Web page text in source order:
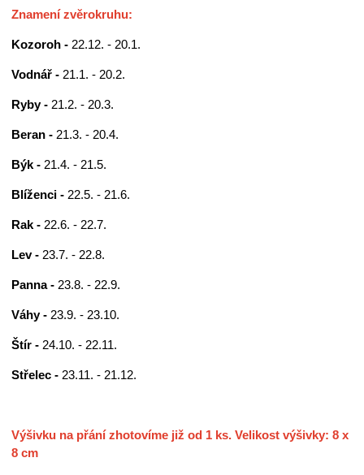
Znamení zvěrokruhu:
Kozoroh - 22.12. - 20.1.
Vodnář - 21.1. - 20.2.
Ryby - 21.2. - 20.3.
Beran - 21.3. - 20.4.
Býk - 21.4. - 21.5.
Blíženci - 22.5. - 21.6.
Rak - 22.6. - 22.7.
Lev - 23.7. - 22.8.
Panna - 23.8. - 22.9.
Váhy - 23.9. - 23.10.
Štír - 24.10. - 22.11.
Střelec - 23.11. - 21.12.
Výšivku na přání zhotovíme již od 1 ks. Velikost výšivky: 8 x
8 cm